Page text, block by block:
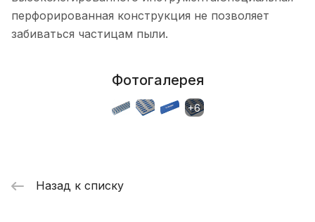
перфорированная конструкция не позволяет
забиваться частицам пыли.
Фотогалерея
Назад к списку